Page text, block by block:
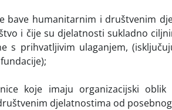
bave humanitarnim i društvenim
i čije su djelatnosti sukladno
s prihvatljivim ulaganjem,
koje imaju organizacijski
djelatnostima od